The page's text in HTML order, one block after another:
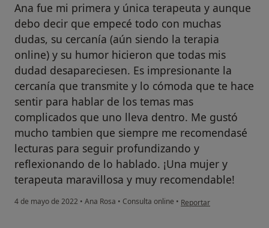
Ana fue mi primera y única terapeuta y aunque
debo decir que empecé todo con muchas
dudas, su cercanía (aún siendo la terapia
online) y su humor hicieron que todas mis
dudad desapareciesen. Es impresionante la
cercanía que transmite y lo cómoda que te hace
sentir para hablar de los temas mas
complicados que uno lleva dentro. Me gustó
mucho tambien que siempre me recomendasé
lecturas para seguir profundizando y
reflexionando de lo hablado. ¡Una mujer y
terapeuta maravillosa y muy recomendable!
4 de mayo de 2022 • Ana Rosa • Consulta online • en opinión del usuario
Reportar